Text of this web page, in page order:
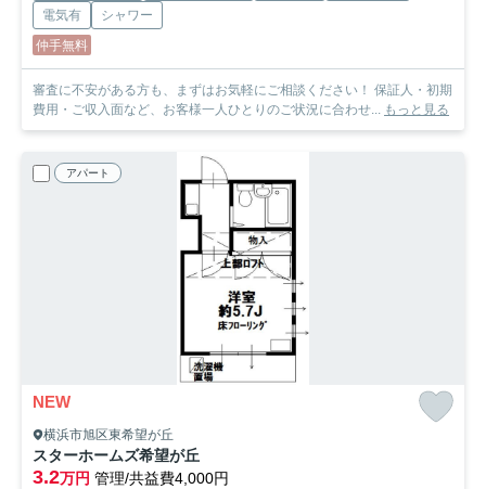
電気有
シャワー
仲手無料
審査に不安がある方も、まずはお気軽にご相談ください！ 保証人・初期
費用・ご収入面など、お客様一人ひとりのご状況に合わせ...
もっと見る
アパート
NEW
横浜市旭区東希望が丘
スターホームズ希望が丘
3.2万円 管理/共益費4,000円